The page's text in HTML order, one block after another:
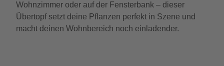
Wohnzimmer oder auf der Fensterbank – dieser
Übertopf setzt deine Pflanzen perfekt in Szene und
macht deinen Wohnbereich noch einladender.